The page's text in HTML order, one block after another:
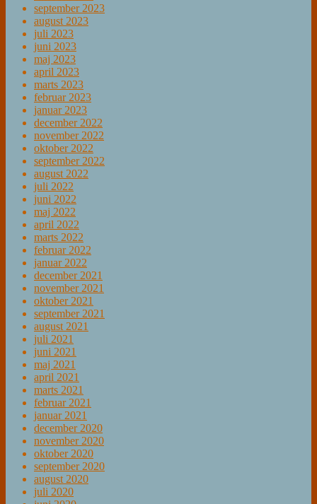
september 2023
august 2023
juli 2023
juni 2023
maj 2023
april 2023
marts 2023
februar 2023
januar 2023
december 2022
november 2022
oktober 2022
september 2022
august 2022
juli 2022
juni 2022
maj 2022
april 2022
marts 2022
februar 2022
januar 2022
december 2021
november 2021
oktober 2021
september 2021
august 2021
juli 2021
juni 2021
maj 2021
april 2021
marts 2021
februar 2021
januar 2021
december 2020
november 2020
oktober 2020
september 2020
august 2020
juli 2020